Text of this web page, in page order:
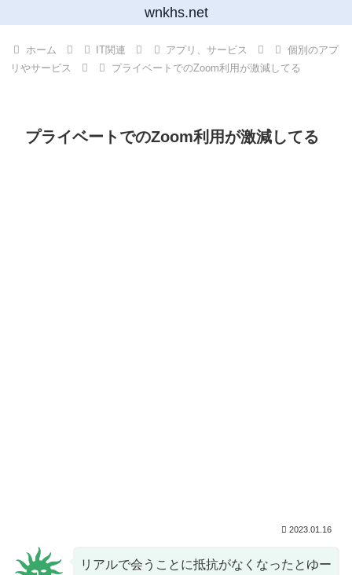
wnkhs.net
ホーム IT関連 アプリ、サービス
個別のアプ
リやサービス
プライベートでのZoom利用が激減してる
プライベートでのZoom利用が激減してる
2023.01.16
リアルで会うことに抵抗がなくなったとゆー